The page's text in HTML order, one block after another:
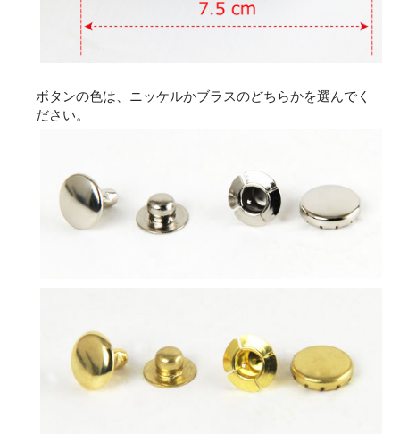
ボタンの色は、ニッケルかブラスのどちらかを選んでく
ださい。